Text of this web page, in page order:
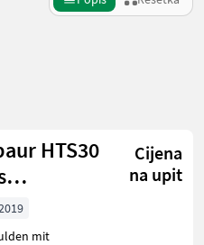
Filtri
HTS30
Cijena
na upit
mit